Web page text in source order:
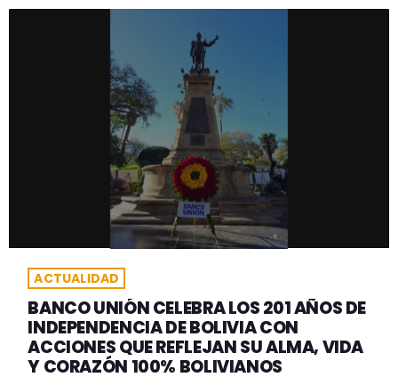
ACTUALIDAD
BANCO UNIÓN CELEBRA LOS 201 AÑOS DE
INDEPENDENCIA DE BOLIVIA CON
ACCIONES QUE REFLEJAN SU ALMA, VIDA
Y CORAZÓN 100% BOLIVIANOS